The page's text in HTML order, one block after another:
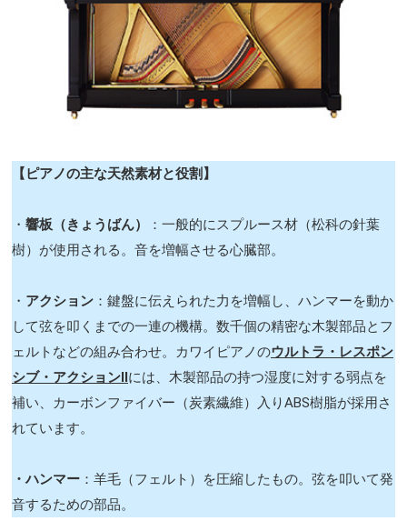
【ピアノの主な天然素材と役割】
・響板（きょうばん）
：一般的にスプルース材（松科の針葉
樹）が使用される。音を増幅させる心臓部。
・ アクション ：鍵盤に伝えられた力を増幅し、ハンマーを動か
して弦を叩くまでの一連の機構。数千個の精密な木製部品とフ
ェルトなどの組み合わせ。カワイピアノのウルトラ・レスポン
シブ・アクションIIには、木製部品の持つ湿度に対する弱点を
補い、カーボンファイバー（炭素繊維）入りABS樹脂が採用さ
れています。
・ハンマー ：羊毛（フェルト）を圧縮したもの。弦を叩いて発
音するための部品。